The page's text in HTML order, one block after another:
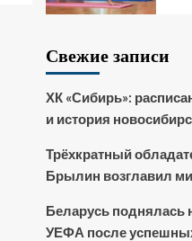
Свежие записи
ХК «Сибирь»:
и история
Трёхкратный
Брылин возглавил
Беларусь поднялась
УЕФА после